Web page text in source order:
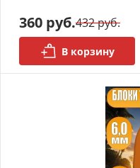
360 руб.432 руб.
В корзину